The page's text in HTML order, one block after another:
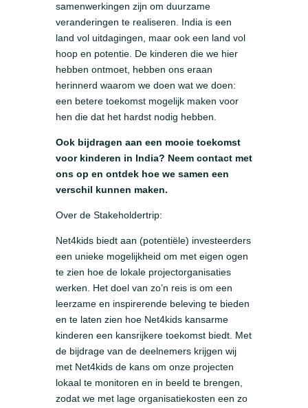
samenwerkingen zijn om duurzame
veranderingen te realiseren. India is een
land vol uitdagingen, maar ook een land vol
hoop en potentie. De kinderen die we hier
hebben ontmoet, hebben ons eraan
herinnerd waarom we doen wat we doen:
een betere toekomst mogelijk maken voor
hen die dat het hardst nodig hebben.
Ook bijdragen aan een mooie toekomst
voor kinderen in India? Neem contact met
ons op en ontdek hoe we samen een
verschil kunnen maken.
Over de Stakeholdertrip:
Net4kids biedt aan (potentiële) investeerders
een unieke mogelijkheid om met eigen ogen
te zien hoe de lokale projectorganisaties
werken. Het doel van zo’n reis is om een
leerzame en inspirerende beleving te bieden
en te laten zien hoe Net4kids kansarme
kinderen een kansrijkere toekomst biedt. Met
de bijdrage van de deelnemers krijgen wij
met Net4kids de kans om onze projecten
lokaal te monitoren en in beeld te brengen,
zodat we met lage organisatiekosten een zo